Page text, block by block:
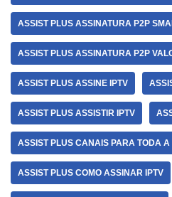
ASSIST PLUS ASSINATURA P2P
ASSIST PLUS ASSINATURA P2P
ASSIST PLUS ASSINE IPTV
ASSIST PLUS ASSISTIR IPTV
ASSIST PLUS CANAIS PARA TODA A
ASSIST PLUS COMO ASSINAR IPTV